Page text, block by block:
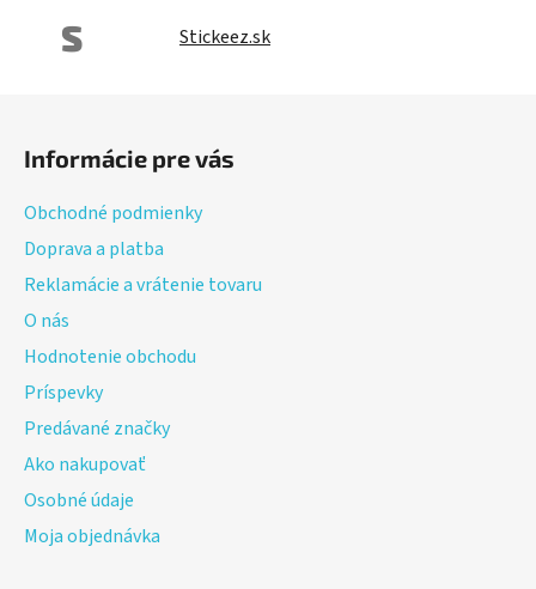
S Stickeez.sk
Informácie pre vás
Obchodné podmienky
Doprava a platba
Reklamácie a vrátenie tovaru
O nás
Hodnotenie obchodu
Príspevky
Predávané značky
Ako nakupovať
Osobné údaje
Moja objednávka